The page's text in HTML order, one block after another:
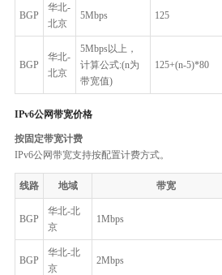
BGP
华北-
北京
5Mbps 125
BGP
华北-
北京
5Mbps以上，
计算公式:(n为
带宽值)
125+(n-5)*80
IPv6公网带宽价格
按固定带宽计费
IPv6公网带宽支持按配置计费方式。
线路 地域 带宽
BGP
华北-北
京
1Mbps
BGP
华北-北
京
2Mbps